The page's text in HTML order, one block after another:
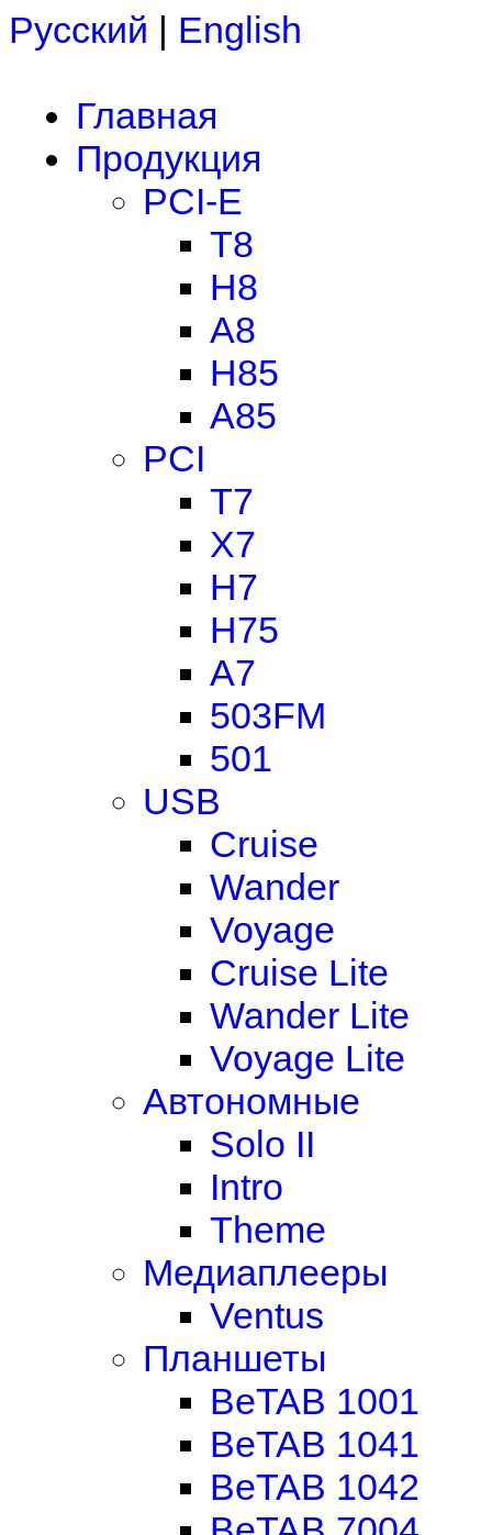
Русский | English
Главная
Продукция
PCI-E
T8
H8
A8
H85
A85
PCI
T7
X7
H7
H75
A7
503FM
501
USB
Cruise
Wander
Voyage
Cruise Lite
Wander Lite
Voyage Lite
Автономные
Solo II
Intro
Theme
Медиаплееры
Ventus
Планшеты
BeTAB 1001
BeTAB 1041
BeTAB 1042